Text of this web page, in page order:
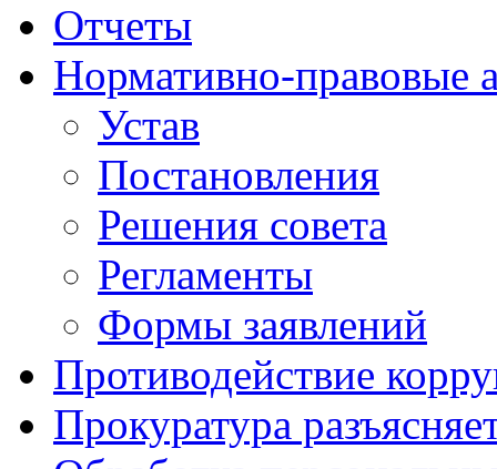
Отчеты
Нормативно-правовые
Устав
Постановления
Решения совета
Регламенты
Формы заявлений
Противодействие
Прокуратура